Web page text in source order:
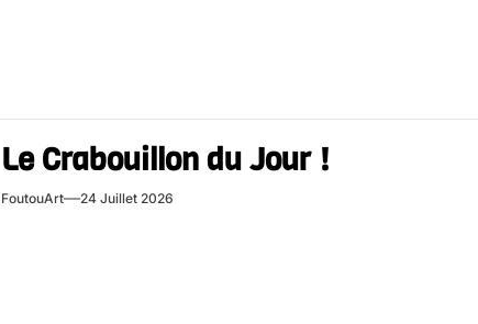
Le Crabouillon du Jour !
FoutouArt 24 Juillet 2026